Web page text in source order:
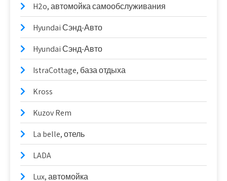
H2o, автомойка самообслуживания
Hyundai Сэнд-Авто
Hyundai Сэнд-Авто
IstraCottage, база отдыха
Kross
Kuzov Rem
La belle, отель
LADA
Lux, автомойка